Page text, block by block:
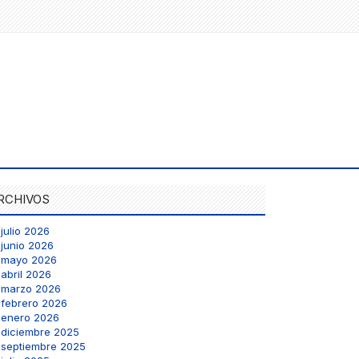
julio 2026
junio 2026
mayo 2026
abril 2026
marzo 2026
febrero 2026
enero 2026
diciembre 2025
septiembre 2025